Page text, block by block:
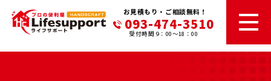
お見積もり・ご相談無料！
093-474-3510
受付時間 9：00～18：00